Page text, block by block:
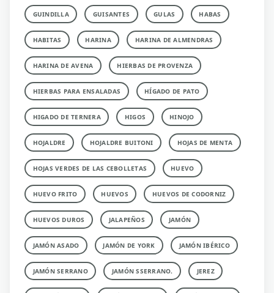
GUINDILLA GUISANTES GULAS HABAS
HABITAS HARINA HARINA DE ALMENDRAS
HARINA DE AVENA HIERBAS DE PROVENZA
HIERBAS PARA ENSALADAS HÍGADO DE PATO
HIGADO DE TERNERA HIGOS HINOJO
HOJALDRE HOJALDRE BUITONI HOJAS DE MENTA
HOJAS VERDES DE LAS CEBOLLETAS HUEVO
HUEVO FRITO HUEVOS HUEVOS DE CODORNIZ
HUEVOS DUROS JALAPEÑOS JAMÓN
JAMÓN ASADO JAMÓN DE YORK JAMÓN IBÉRICO
JAMÓN SERRANO JAMÓN SSERRANO. JEREZ